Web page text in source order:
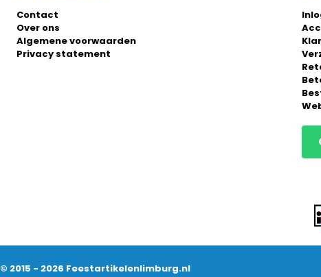
Contact
Over ons
Algemene voorwaarden
Privacy statement
© 2015 - 2026 Feestartikelenlimburg.nl